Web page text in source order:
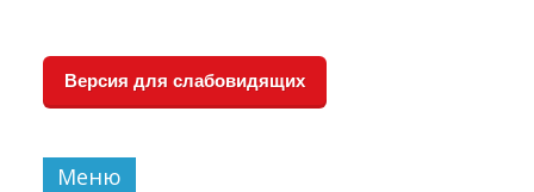
Версия для слабовидящих
Меню